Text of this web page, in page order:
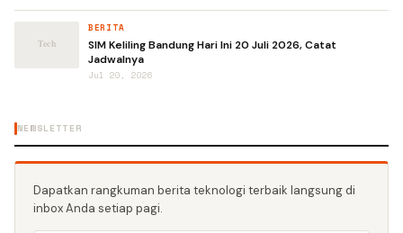
BERITA
SIM Keliling Bandung Hari Ini 20 Juli 2026, Catat
Jadwalnya
Jul 20, 2026
NEWSLETTER
Dapatkan rangkuman berita teknologi terbaik langsung di
inbox Anda setiap pagi.